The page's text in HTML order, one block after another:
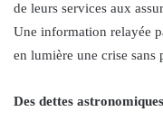
de leurs services aux
Une information relayée
en lumière une crise sans
Des dettes